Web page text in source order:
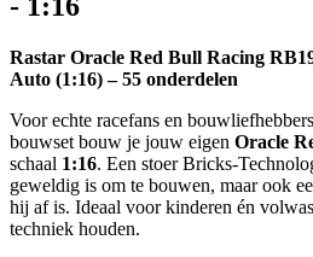
Rastar Oracle Red Bull Racing
Auto (1:16) – 55 onderdelen
Voor echte racefans en
bouwset bouw je jouw eigen Oracle
schaal 1:16. Een stoer Bricks-
geweldig is om te bouwen, maar ook
hij af is. Ideaal voor kinderen én
techniek houden.